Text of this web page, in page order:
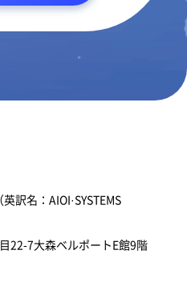
訳名：AIOI·SYSTEMS
22-7大森ベルポートE館9階